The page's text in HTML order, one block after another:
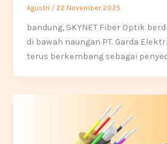
Agustri / 22 November 2025
bandung, SKYNET Fiber Optik
di bawah naungan PT. Garda
terus berkembang sebagai